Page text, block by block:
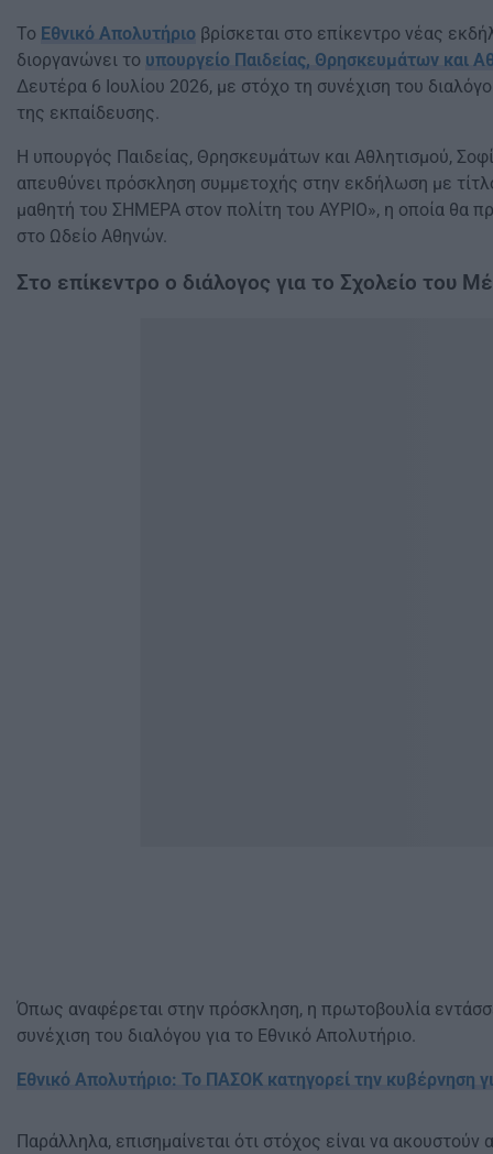
Το Εθνικό Απολυτήριο βρίσκεται στο επίκεντρο νέας
διοργανώνει το υπουργείο Παιδείας, Θρησκευμάτων και
Δευτέρα 6 Ιουλίου 2026, με στόχο τη συνέχιση του
της εκπαίδευσης.
Η υπουργός Παιδείας, Θρησκευμάτων και Αθλητισμού,
απευθύνει πρόσκληση συμμετοχής στην εκδήλωση με
μαθητή του ΣΗΜΕΡΑ στον πολίτη του ΑΥΡΙΟ», η οποία θα
στο Ωδείο Αθηνών.
Στο επίκεντρο ο διάλογος για το Σχολείο του
Όπως αναφέρεται στην πρόσκληση, η πρωτοβουλία
συνέχιση του διαλόγου για το Εθνικό Απολυτήριο.
Εθνικό Απολυτήριο: Το ΠΑΣΟΚ κατηγορεί την κυβέρνηση
Παράλληλα, επισημαίνεται ότι στόχος είναι να ακουστούν